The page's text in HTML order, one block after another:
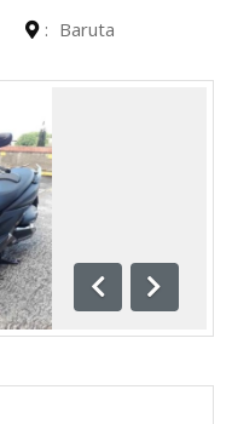
: Baruta
Anterior